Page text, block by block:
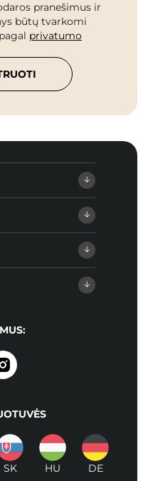
pranešimus ir
būtų tvarkomi
privatumo
SK HU DE